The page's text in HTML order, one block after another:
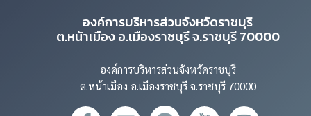
องค์การบริหารส่วนจังหวัดราชบุรี
ต.หน้าเมือง อ.เมืองราชบุรี จ.ราชบุรี 70000
องค์การบริหารส่วนจังหวัดราชบุรี
ต.หน้าเมือง อ.เมืองราชบุรี จ.ราชบุรี 70000